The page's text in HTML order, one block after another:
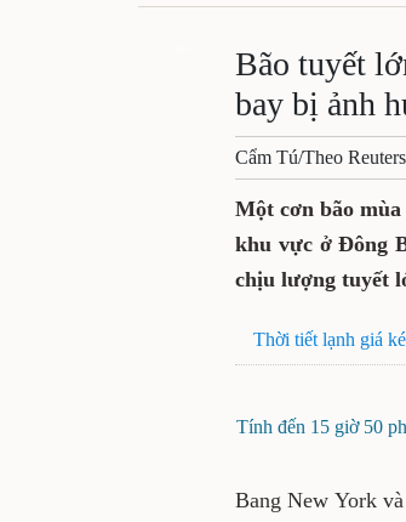
QUÊ HƯƠNG - ĐẤT NƯỚC
VĂN BẢN, CHÍNH SÁCH MỚI
Bão tuyết
bay bị ảnh
Cẩm Tú/Theo Reuters
Một cơn bão
khu vực ở Đông
chịu lượng tuyết
Thời tiết lạnh giá
Tính đến 15 giờ 50
Bang New York